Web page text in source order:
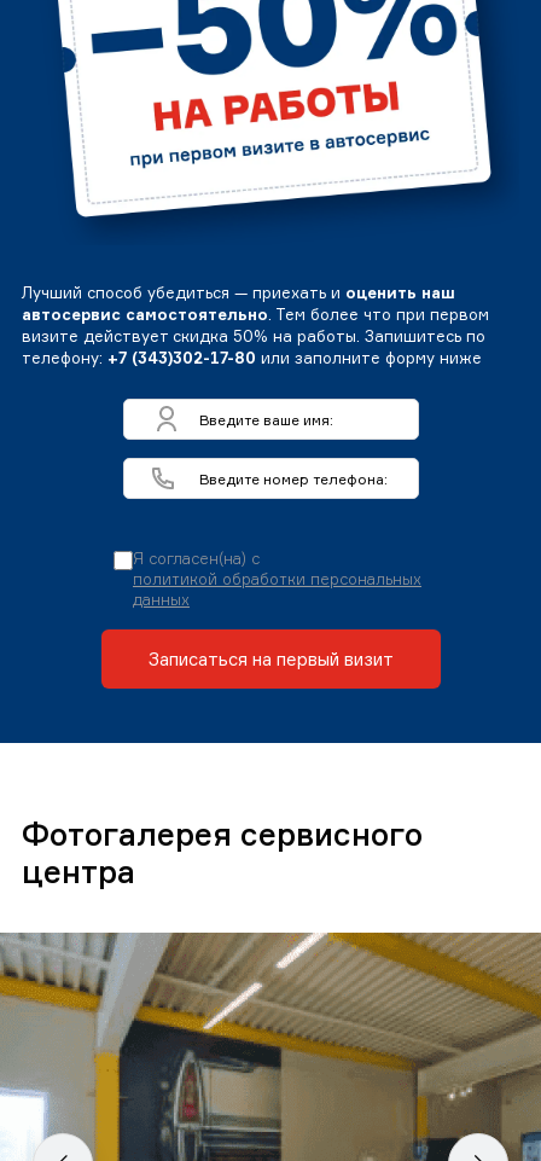
Лучший способ убедиться — приехать и оценить наш
автосервис самостоятельно. Тем более что при первом
визите действует скидка 50% на работы. Запишитесь по
телефону: +7 (343)302-17-80 или заполните форму ниже
Я согласен(на) с
политикой обработки персональных
данных
Записаться на первый визит
Фотогалерея сервисного
центра